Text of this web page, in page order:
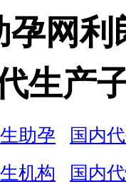
孕网利
生产
助孕
国内
机构
国内